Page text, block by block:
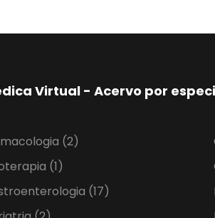
Virtual - Acervo por
(2)
(1)
(17)